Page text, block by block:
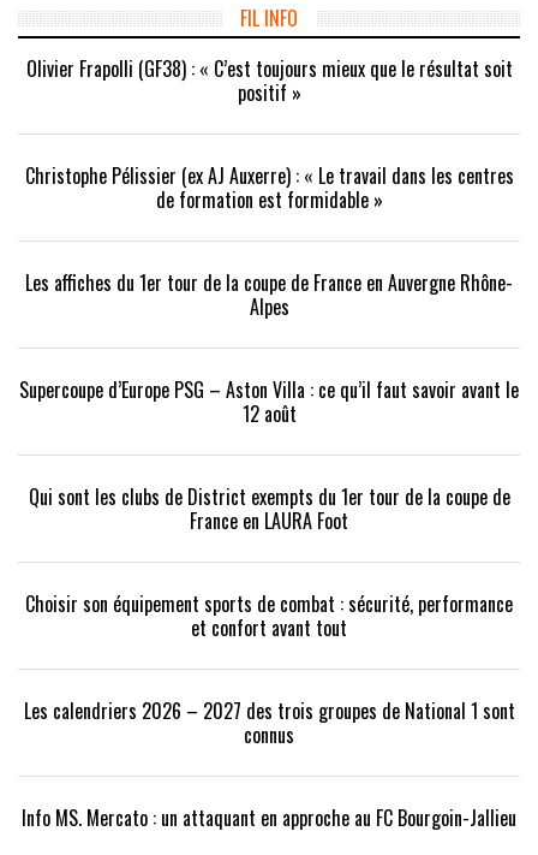
fenêtre)
FIL INFO
Olivier Frapolli (GF38) : « C’est toujours mieux que le résultat soit
positif »
Christophe Pélissier (ex AJ Auxerre) : « Le travail dans les centres
de formation est formidable »
Les affiches du 1er tour de la coupe de France en Auvergne Rhône-
Alpes
Supercoupe d’Europe PSG – Aston Villa : ce qu’il faut savoir avant le
12 août
Qui sont les clubs de District exempts du 1er tour de la coupe de
France en LAURA Foot
Choisir son équipement sports de combat : sécurité, performance
et confort avant tout
Les calendriers 2026 – 2027 des trois groupes de National 1 sont
connus
Info MS. Mercato : un attaquant en approche au FC Bourgoin-Jallieu